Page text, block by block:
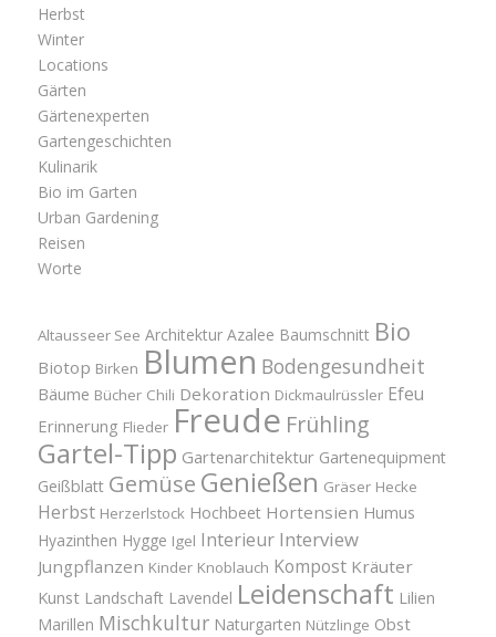
Herbst
Winter
Locations
Gärten
Gärtenexperten
Gartengeschichten
Kulinarik
Bio im Garten
Urban Gardening
Reisen
Worte
Altausseer See Architektur Azalee Baumschnitt Bio
Biotop Birken Blumen Bodengesundheit
Bäume Bücher Chili Dekoration Dickmaulrüssler Efeu
Erinnerung Flieder Freude Frühling
Gartel-Tipp Gartenarchitektur Gartenequipment
Geißblatt Gemüse Genießen Gräser Hecke
Herbst Herzerlstock Hochbeet Hortensien Humus
Hyazinthen Hygge Igel Interieur Interview
Jungpflanzen Kinder Knoblauch Kompost Kräuter
Kunst Landschaft Lavendel Leidenschaft Lilien
Marillen Mischkultur Naturgarten Nützlinge Obst